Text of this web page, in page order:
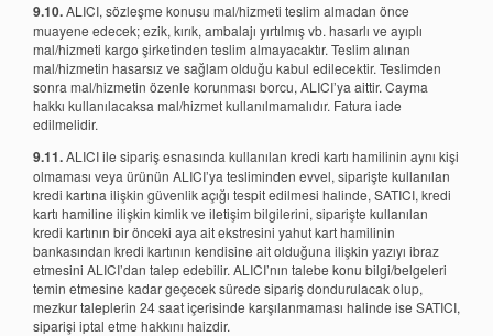
9.10.ALICI, sözleşme konusu mal/hizmeti teslim almadan önce
muayene edecek; ezik, kırık, ambalajı yırtılmış vb. hasarlı ve ayıplı
mal/hizmeti kargo şirketinden teslim almayacaktır. Teslim alınan
mal/hizmetin hasarsız ve sağlam olduğu kabul edilecektir. Teslimden
sonra mal/hizmetin özenle korunması borcu, ALICI’ya aittir. Cayma
hakkı kullanılacaksa mal/hizmet kullanılmamalıdır. Fatura iade
edilmelidir.
9.11.ALICI ile sipariş esnasında kullanılan kredi kartı hamilinin aynı kişi
olmaması veya ürünün ALICI’ya tesliminden evvel, siparişte kullanılan
kredi kartına ilişkin güvenlik açığı tespit edilmesi halinde, SATICI, kredi
kartı hamiline ilişkin kimlik ve iletişim bilgilerini, siparişte kullanılan
kredi kartının bir önceki aya ait ekstresini yahut kart hamilinin
bankasından kredi kartının kendisine ait olduğuna ilişkin yazıyı ibraz
etmesini ALICI’dan talep edebilir. ALICI’nın talebe konu bilgi/belgeleri
temin etmesine kadar geçecek sürede sipariş dondurulacak olup,
mezkur taleplerin 24 saat içerisinde karşılanmaması halinde ise SATICI,
siparişi iptal etme hakkını haizdir.